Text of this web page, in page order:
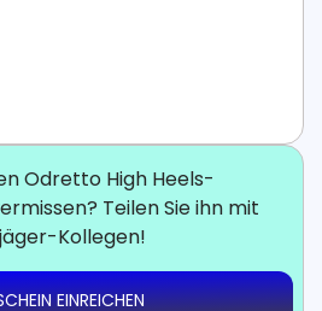
Odretto High Heels-
Teilen Sie ihn mit
Kollegen!
EINREICHEN